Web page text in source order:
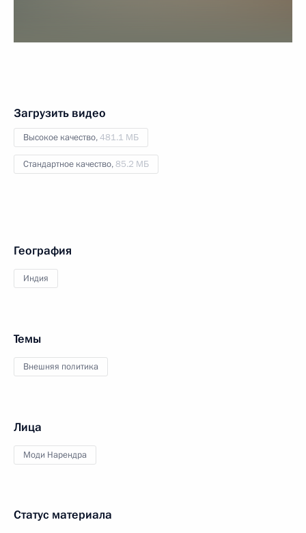
Загрузить видео
Высокое качество,481.1 МБ
Стандартное качество,85.2 МБ
География
Индия
Темы
Внешняя политика
Лица
Моди Нарендра
Статус материала